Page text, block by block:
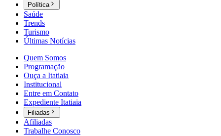
Política
Saúde
Trends
Turismo
Últimas Notícias
Quem Somos
Programação
Ouça a Itatiaia
Institucional
Entre em Contato
Expediente Itatiaia
Filiadas
Afiliadas
Trabalhe Conosco